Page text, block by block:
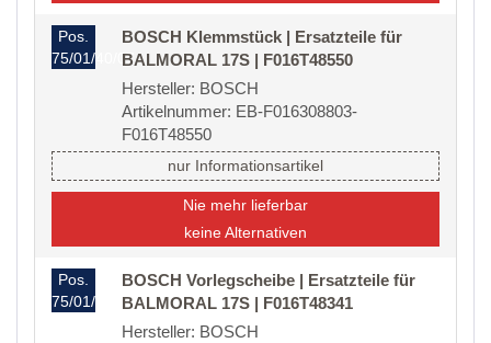
Pos.
75/01/40/07
BOSCH Klemmstück | Ersatzteile für
BALMORAL 17S | F016T48550
Hersteller: BOSCH
Artikelnummer: EB-F016308803-
F016T48550
nur Informationsartikel
Nie mehr lieferbar
keine Alternativen
Pos.
75/01/40/20
BOSCH Vorlegscheibe | Ersatzteile für
BALMORAL 17S | F016T48341
Hersteller: BOSCH